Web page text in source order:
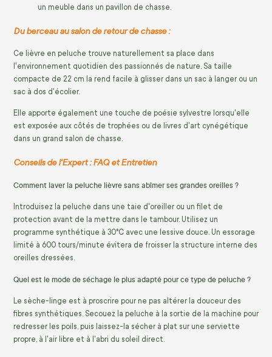
un meuble dans un pavillon de chasse.
Du berceau au salon de retour de chasse :
Ce lièvre en peluche trouve naturellement sa place dans
l'environnement quotidien des passionnés de nature. Sa taille
compacte de 22 cm la rend facile à glisser dans un sac à langer ou un
sac à dos d'écolier.
Elle apporte également une touche de poésie sylvestre lorsqu'elle
est exposée aux côtés de trophées ou de livres d'art cynégétique
dans un grand salon de chasse.
Conseils de l'Expert : FAQ et Entretien
Comment laver la peluche lièvre sans abîmer ses grandes oreilles ?
Introduisez la peluche dans une taie d'oreiller ou un filet de
protection avant de la mettre dans le tambour. Utilisez un
programme synthétique à 30°C avec une lessive douce. Un essorage
limité à 600 tours/minute évitera de froisser la structure interne des
oreilles dressées.
Quel est le mode de séchage le plus adapté pour ce type de peluche ?
Le sèche-linge est à proscrire pour ne pas altérer la douceur des
fibres synthétiques. Secouez la peluche à la sortie de la machine pour
redresser les poils, puis laissez-la sécher à plat sur une serviette
propre, à l'air libre et à l'abri du soleil direct.